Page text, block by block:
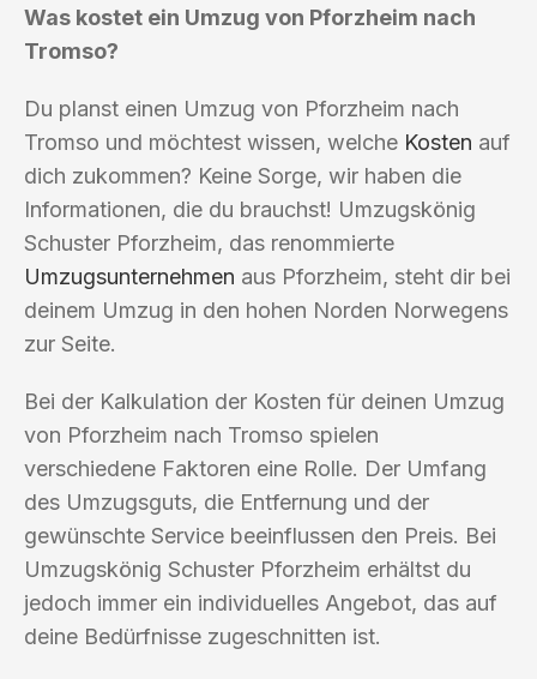
Was kostet ein Umzug von Pforzheim nach
Tromso?
Du planst einen Umzug von Pforzheim nach
Tromso und möchtest wissen, welche Kosten auf
dich zukommen? Keine Sorge, wir haben die
Informationen, die du brauchst! Umzugskönig
Schuster Pforzheim, das renommierte
Umzugsunternehmen aus Pforzheim, steht dir bei
deinem Umzug in den hohen Norden Norwegens
zur Seite.
Bei der Kalkulation der Kosten für deinen Umzug
von Pforzheim nach Tromso spielen
verschiedene Faktoren eine Rolle. Der Umfang
des Umzugsguts, die Entfernung und der
gewünschte Service beeinflussen den Preis. Bei
Umzugskönig Schuster Pforzheim erhältst du
jedoch immer ein individuelles Angebot, das auf
deine Bedürfnisse zugeschnitten ist.